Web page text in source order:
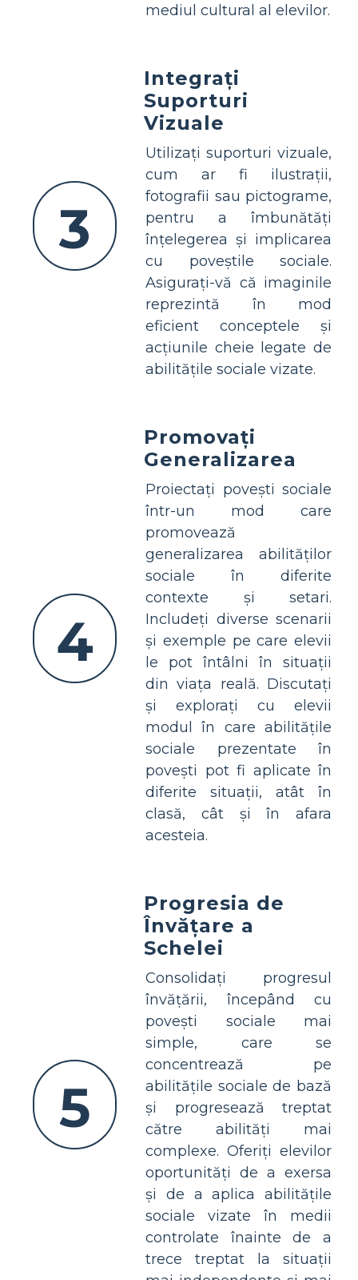
mediul cultural al elevilor.
3
Integrați
Suporturi
Vizuale
Utilizați suporturi vizuale,
cum ar fi ilustrații,
fotografii sau pictograme,
pentru a îmbunătăți
înțelegerea și implicarea
cu poveștile sociale.
Asigurați-vă că imaginile
reprezintă în mod
eficient conceptele și
acțiunile cheie legate de
abilitățile sociale vizate.
4
Promovați
Generalizarea
Proiectați povești sociale
într-un mod care
promovează
generalizarea abilităților
sociale în diferite
contexte și setari.
Includeți diverse scenarii
și exemple pe care elevii
le pot întâlni în situații
din viața reală. Discutați
și explorați cu elevii
modul în care abilitățile
sociale prezentate în
povești pot fi aplicate în
diferite situații, atât în
clasă, cât și în afara
acesteia.
5
Progresia de
Învățare a
Schelei
Consolidați progresul
învățării, începând cu
povești sociale mai
simple, care se
concentrează pe
abilitățile sociale de bază
și progresează treptat
către abilități mai
complexe. Oferiți elevilor
oportunități de a exersa
și de a aplica abilitățile
sociale vizate în medii
controlate înainte de a
trece treptat la situații